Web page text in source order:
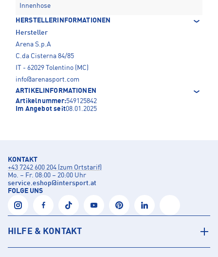
Innenhose
HERSTELLERINFORMATIONEN
Hersteller
Arena S.p.A
C.da Cisterna 84/85
IT - 62029 Tolentino (MC)
info@arenasport.com
ARTIKELINFORMATIONEN
Artikelnummer:549125842
Im Angebot seit08.01.2025
KONTAKT
+43 7242 600 204 (zum Ortstarif)
Mo. – Fr. 08:00 – 20:00 Uhr
service.eshop@intersport.at
FOLGE UNS
HILFE & KONTAKT